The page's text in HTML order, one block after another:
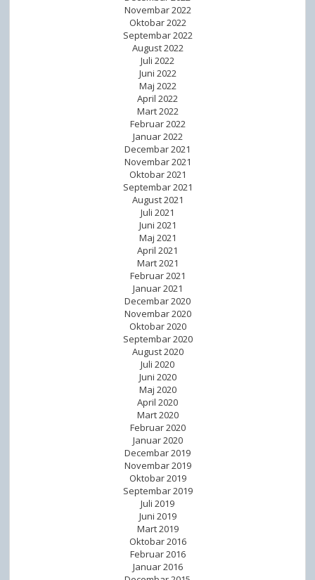
Novembar 2022
Oktobar 2022
Septembar 2022
August 2022
Juli 2022
Juni 2022
Maj 2022
April 2022
Mart 2022
Februar 2022
Januar 2022
Decembar 2021
Novembar 2021
Oktobar 2021
Septembar 2021
August 2021
Juli 2021
Juni 2021
Maj 2021
April 2021
Mart 2021
Februar 2021
Januar 2021
Decembar 2020
Novembar 2020
Oktobar 2020
Septembar 2020
August 2020
Juli 2020
Juni 2020
Maj 2020
April 2020
Mart 2020
Februar 2020
Januar 2020
Decembar 2019
Novembar 2019
Oktobar 2019
Septembar 2019
Juli 2019
Juni 2019
Mart 2019
Oktobar 2016
Februar 2016
Januar 2016